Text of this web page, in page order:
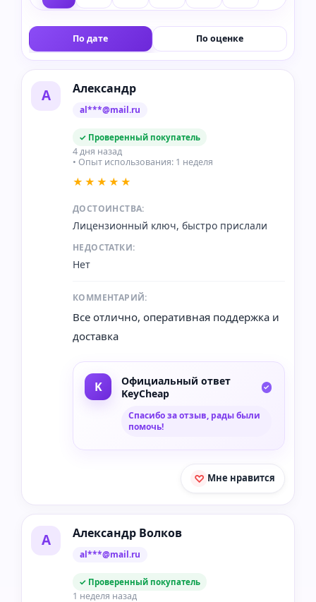
По дате По оценке
А Александр
al***@mail.ru
✓ Проверенный покупатель
4 дня назад
• Опыт использования: 1 неделя
★★★★★
ДОСТОИНСТВА:
Лицензионный ключ, быстро прислали
НЕДОСТАТКИ:
Нет
КОММЕНТАРИЙ:
Все отлично, оперативная поддержка и
доставка
Официальный ответ
KeyCheap
Спасибо за отзыв, рады были
помочь!
Мне нравится
А Александр Волков
al***@mail.ru
✓ Проверенный покупатель
1 неделя назад